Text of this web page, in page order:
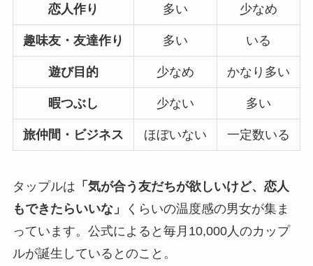
恋人作り 多い 少なめ
趣味友・友達作り 多い いる
遊び目的 少なめ かなり多い
暇つぶし 少ない 多い
旅仲間・ビジネス ほぼいない 一定数いる
タップルは 「気が合う友だちが欲しいけど、恋人
もできたらいいな」
くらいの温度感の男女が集ま
っています。公式によると毎月10,000人のカップ
ルが誕生しているとのこと。